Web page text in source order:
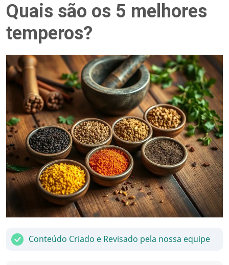
Quais são os 5 melhores
temperos?
Conteúdo Criado e Revisado pela nossa equipe